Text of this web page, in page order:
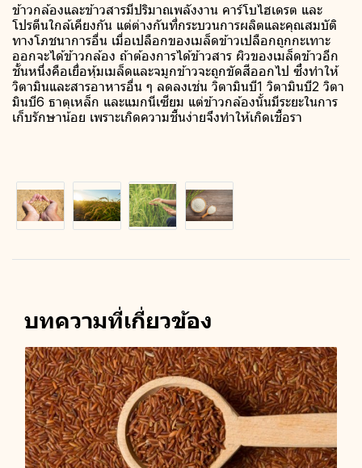
ข้าวกล้องและข้าวสารมีปริมาณพลังงาน คาร์โบไฮเดรต และ
โปรตีนใกล้เคียงกัน แต่ต่างกันที่กระบวนการผลิตและคุณสมบัติ
ทางโภชนาการอื่น เมื่อเปลือกของเมล็ดข้าวเปลือกถูกกะเทาะ
ออกจะได้ข้าวกล้อง ถ้าต้องการได้ข้าวสาร ผิวของเมล็ดข้าวอีก
ชั้นหนึ่งคือเยื่อหุ้มเมล็ดและจมูกข้าวจะถูกขัดสีออกไป ซึ่งทำให้
วิตามินและสารอาหารอื่น ๆ ลดลงเช่น วิตามินบี1 วิตามินบี2 วิตา
มินบี6 ธาตุเหล็ก และแมกนีเซียม แต่ข้าวกล้องนั้นมีระยะในการ
เก็บรักษาน้อย เพราะเกิดความชื้นง่ายจึงทำให้เกิดเชื้อรา
บทความที่เกี่ยวข้อง